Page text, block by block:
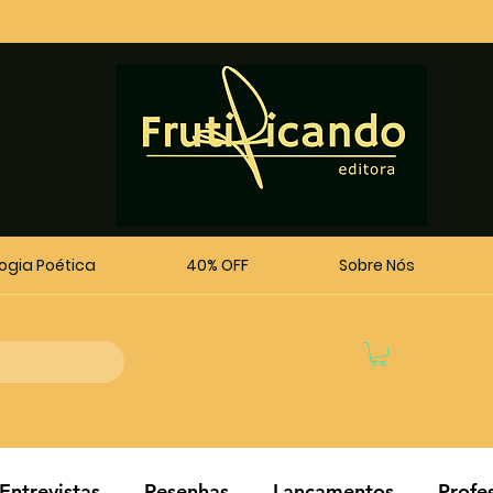
Poética 40% OFF Sobre Nós